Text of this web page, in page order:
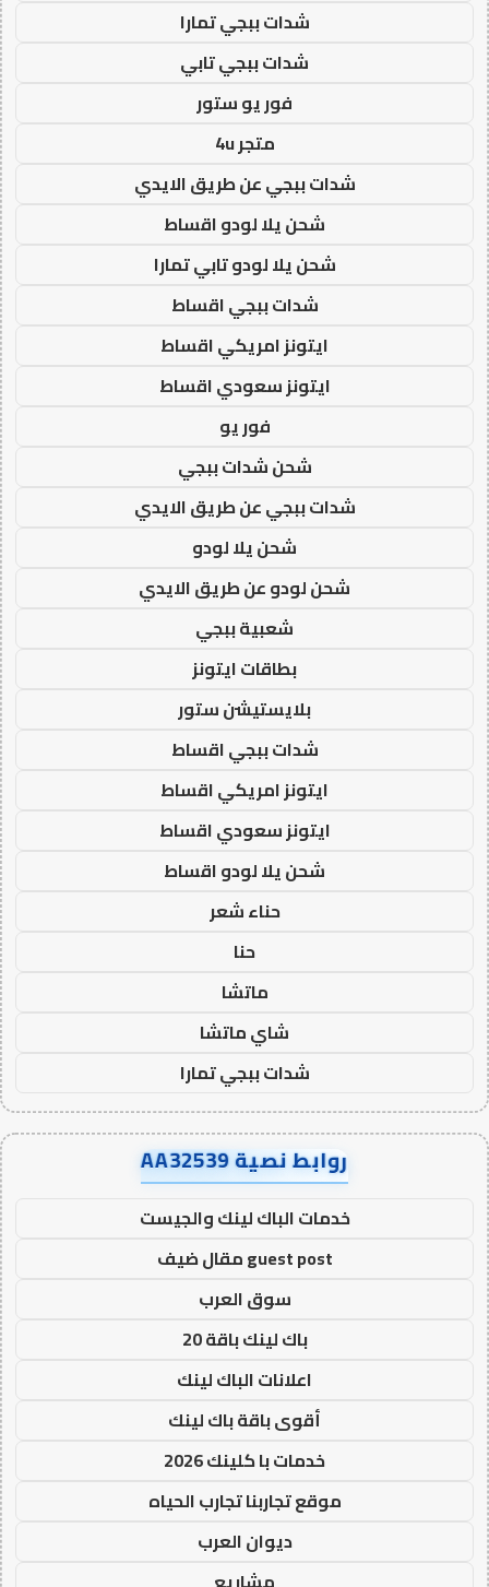
شدات ببجي تمارا
شدات ببجي تابي
فور يو ستور
متجر 4u
شدات ببجي عن طريق الايدي
شحن يلا لودو اقساط
شحن يلا لودو تابي تمارا
شدات ببجي اقساط
ايتونز امريكي اقساط
ايتونز سعودي اقساط
فور يو
شحن شدات ببجي
شدات ببجي عن طريق الايدي
شحن يلا لودو
شحن لودو عن طريق الايدي
شعبية ببجي
بطاقات ايتونز
بلايستيشن ستور
شدات ببجي اقساط
ايتونز امريكي اقساط
ايتونز سعودي اقساط
شحن يلا لودو اقساط
حناء شعر
حنا
ماتشا
شاي ماتشا
شدات ببجي تمارا
روابط نصية AA32539
خدمات الباك لينك والجيست
guest post مقال ضيف
سوق العرب
باك لينك باقة 20
اعلانات الباك لينك
أقوى باقة باك لينك
خدمات با كلينك 2026
موقع تجاربنا تجارب الحياه
ديوان العرب